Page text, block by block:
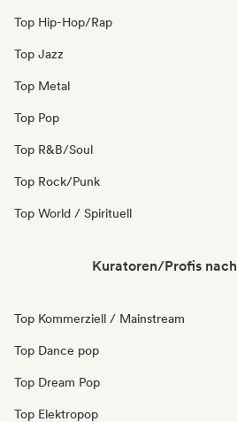
Top Hip-Hop/Rap
Top Jazz
Top Metal
Top Pop
Top R&B/Soul
Top Rock/Punk
Top World / Spirituell
Kuratoren/Profis
Top Kommerziell / Mainstream
Top Dance pop
Top Dream Pop
Top Elektropop